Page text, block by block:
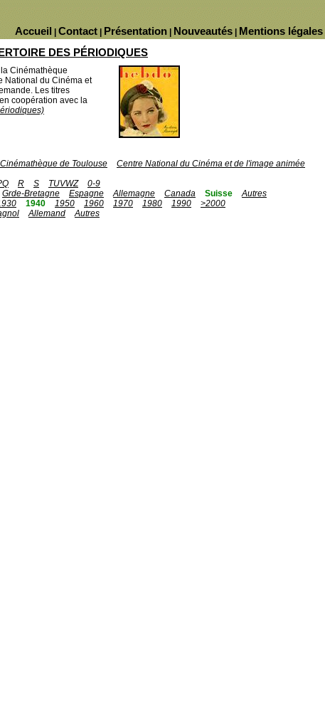
Mentions légales
Nouveautés
Présentation
Contact
Accueil
DES PÉRIODIQUES
Cinémathèque
National du Cinéma et
Les titres
coopération avec la
de Toulouse
Centre National du Cinéma et de l'image animée
R S TUVWZ
0-9
Grde-Bretagne Espagne Allemagne Canada Suisse
Autres
1940 1950 1960 1970 1980 1990
>2000
Allemand
Autres